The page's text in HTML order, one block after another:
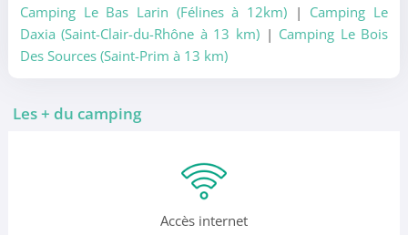
Camping Le Bas Larin (Félines à 12km) | Camping Le
Daxia (Saint-Clair-du-Rhône à 13 km) | Camping Le Bois
Des Sources (Saint-Prim à 13 km)
Les + du camping
Accès internet